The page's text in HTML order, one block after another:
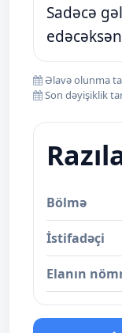
Sadəcə
Əlavə olunma
Son dəyişiklik
Bölmə
İstifadəçi
Elanın